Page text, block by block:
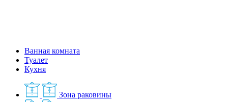
Ванная комната
Туалет
Кухня
Зона раковины